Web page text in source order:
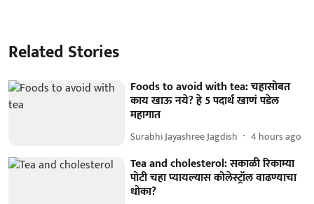
Related Stories
Foods to avoid with tea: चहासोबत
काय खाऊ नये? हे 5 पदार्थ खाणं पडेल
महागात
Surabhi Jayashree Jagdish 4 hours ago
Tea and cholesterol: सकाळी रिकाम्या
पोटी चहा प्यायल्यास कोलेस्ट्रॉल वाढण्याचा
धोका?